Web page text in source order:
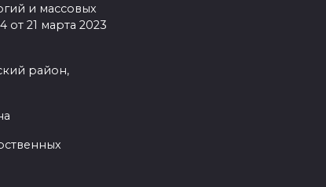
и массовых
21 марта 2023
район,